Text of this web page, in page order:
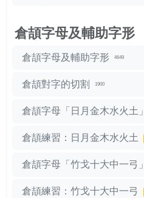
倉頡字母及輔助字形
倉頡字母及輔助字形 4649
倉頡對字的切割 1900
倉頡字母「日月金木水火土」
倉頡練習：日月金木水火土
倉頡字母「竹戈十大中一弓」
倉頡練習：竹戈十大中一弓